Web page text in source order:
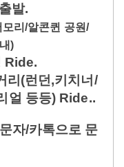
출발.
리/알콘퀸 공원/
)
Ride.
리 (런던,키치너/
얼 등등) Ride..
자/카톡으로 문